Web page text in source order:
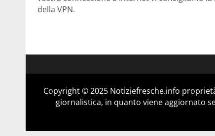
della VPN.
Copyright © 2025 Notiziefresche.info
giornalistica, in quanto viene aggiornato